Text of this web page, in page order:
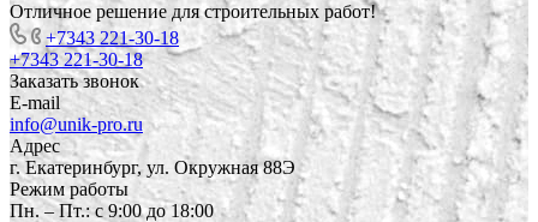
Отличное решение для строительных работ!
+7343 221-30-18
+7343 221-30-18
Заказать звонок
E-mail
info@unik-pro.ru
Адрес
г. Екатеринбург, ул. Окружная 88Э
Режим работы
Пн. – Пт.: с 9:00 до 18:00